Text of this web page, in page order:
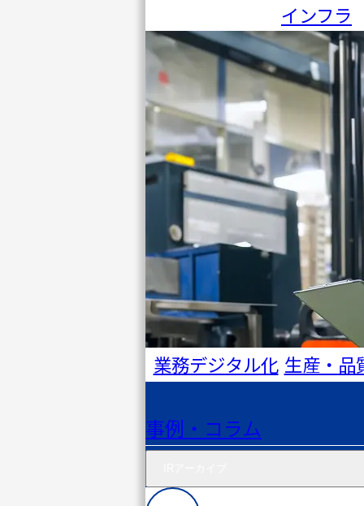
インフラ
業務デジタル化 生産・品
事例・コラム
コラム
IRアー
カイブ
会社情
報
ニュー
ス
セミナ
ー・イ
ベント
PACIFIC